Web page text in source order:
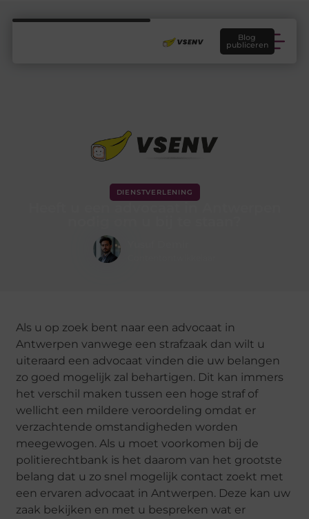
Blog
publiceren
DIENSTVERLENING
Als u op zoek bent naar een advocaat in
Antwerpen vanwege een strafzaak dan wilt u
uiteraard een advocaat vinden die uw belangen
zo goed mogelijk zal behartigen. Dit kan immers
het verschil maken tussen een hoge straf of
wellicht een mildere veroordeling omdat er
verzachtende omstandigheden worden
meegewogen. Als u moet voorkomen bij de
politierechtbank is het daarom van het grootste
belang dat u zo snel mogelijk contact zoekt met
een ervaren advocaat in Antwerpen. Deze kan uw
zaak bekijken en met u bespreken wat er